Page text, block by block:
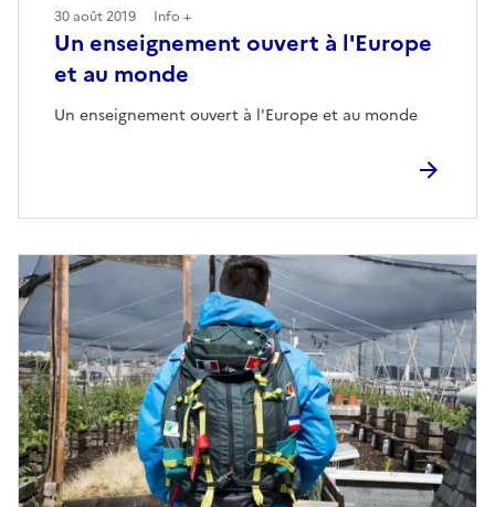
Un enseignement ouvert à l'Europe
et au monde
Un enseignement ouvert à l'Europe et au monde
30 août 2019 Info +